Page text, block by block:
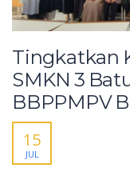
Tingkatkan
SMKN 3
BBPPMPV
15
JUL